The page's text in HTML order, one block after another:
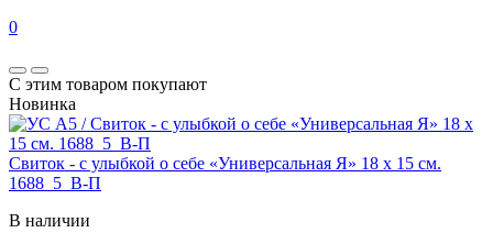
0
С этим товаром покупают
Новинка
Свиток - с улыбкой о себе «Универсальная Я» 18 х 15 см.
1688_5_В-П
В наличии